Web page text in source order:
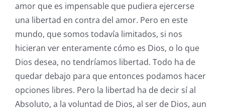
amor que es impensable que pudiera ejercerse
una libertad en contra del amor. Pero en este
mundo, que somos todavía limitados, si nos
hicieran ver enteramente cómo es Dios, o lo que
Dios desea, no tendríamos libertad. Todo ha de
quedar debajo para que entonces podamos hacer
opciones libres. Pero la libertad ha de decir sí al
Absoluto, a la voluntad de Dios, al ser de Dios, aun